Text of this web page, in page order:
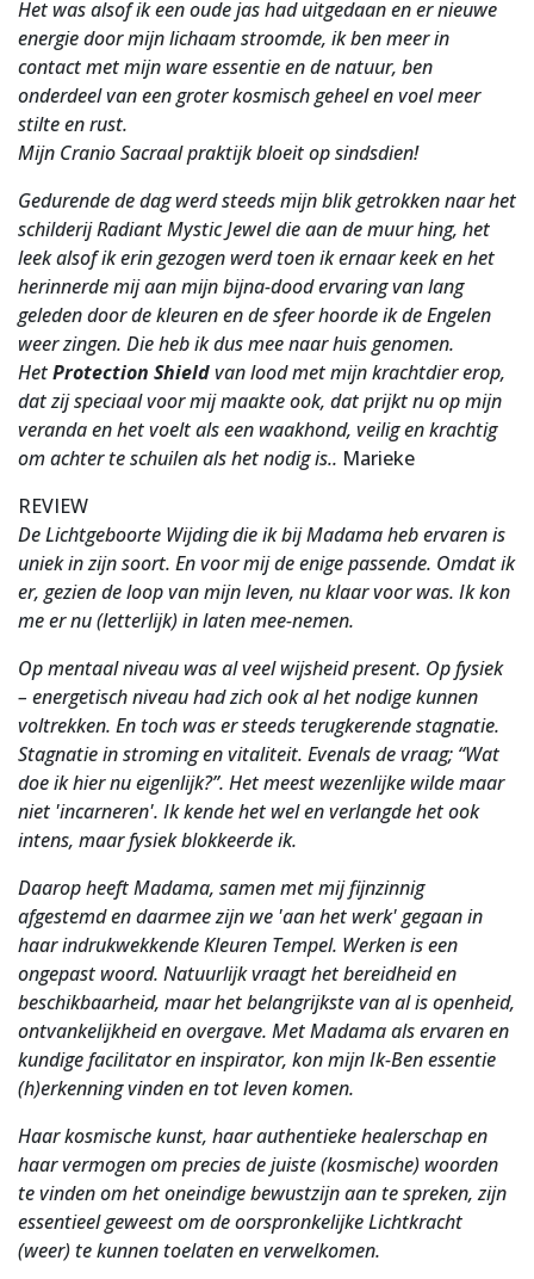
Het was alsof ik een oude jas had uitgedaan en er nieuwe
energie door mijn lichaam stroomde, ik ben meer in
contact met mijn ware essentie en de natuur, ben
onderdeel van een groter kosmisch geheel en voel meer
stilte en rust.
Mijn Cranio Sacraal praktijk bloeit op sindsdien!
Gedurende de dag werd steeds mijn blik getrokken naar het
schilderij Radiant Mystic Jewel die aan de muur hing, het
leek alsof ik erin gezogen werd toen ik ernaar keek en het
herinnerde mij aan mijn bijna-dood ervaring van lang
geleden door de kleuren en de sfeer hoorde ik de Engelen
weer zingen. Die heb ik dus mee naar huis genomen.
HetProtection Shieldvan lood met mijn krachtdier erop,
dat zij speciaal voor mij maakte ook, dat prijkt nu op mijn
veranda en het voelt als een waakhond, veilig en krachtig
om achter te schuilen als het nodig is.. Marieke
REVIEW
De Lichtgeboorte Wijding die ik bij Madama heb ervaren is
uniek in zijn soort. En voor mij de enige passende. Omdat ik
er, gezien de loop van mijn leven, nu klaar voor was. Ik kon
me er nu (letterlijk) in laten mee-nemen.
Op mentaal niveau was al veel wijsheid present. Op fysiek
– energetisch niveau had zich ook al het nodige kunnen
voltrekken. En toch was er steeds terugkerende stagnatie.
Stagnatie in stroming en vitaliteit. Evenals de vraag; “Wat
doe ik hier nu eigenlijk?”. Het meest wezenlijke wilde maar
niet 'incarneren'. Ik kende het wel en verlangde het ook
intens, maar fysiek blokkeerde ik.
Daarop heeft Madama, samen met mij fijnzinnig
afgestemd en daarmee zijn we 'aan het werk' gegaan in
haar indrukwekkende Kleuren Tempel. Werken is een
ongepast woord. Natuurlijk vraagt het bereidheid en
beschikbaarheid, maar het belangrijkste van al is openheid,
ontvankelijkheid en overgave. Met Madama als ervaren en
kundige facilitator en inspirator, kon mijn Ik-Ben essentie
(h)erkenning vinden en tot leven komen.
Haar kosmische kunst, haar authentieke healerschap en
haar vermogen om precies de juiste (kosmische) woorden
te vinden om het oneindige bewustzijn aan te spreken, zijn
essentieel geweest om de oorspronkelijke Lichtkracht
(weer) te kunnen toelaten en verwelkomen.